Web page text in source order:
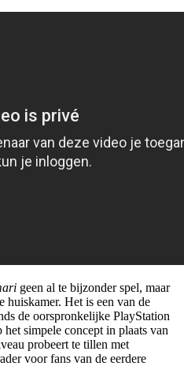
geen al te bijzonder spel, maar
huiskamer. Het is een van de
de oorspronkelijke PlayStation
simpele concept in plaats van
probeert te tillen met
voor fans van de eerdere